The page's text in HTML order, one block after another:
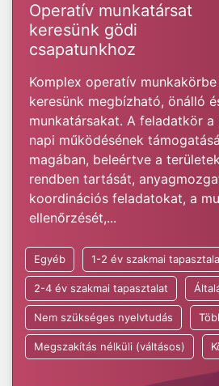
Operatív munkatársat
keresünk gödi
csapatunkhoz
Komplex operatív munkakörbe
keresünk megbízható, önálló
munkatársakat. A feladatkör
napi működésének
magában, beleértve a
rendben tartását,
koordinációs feladatokat, a
ellenőrzését,...
Egyéb 1-2 év szakmai
2-4 év szakmai tapasztalat
Nem szükséges nyelvtudás
Megszakítás nélküli (váltásos)